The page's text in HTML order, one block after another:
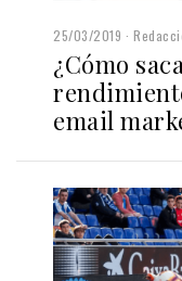
25/03/2019
¿Cómo
email